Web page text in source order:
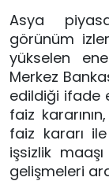
Asya
görünüm
yükselen
Merkez
edildiği ifade
faiz
faiz kararı
işsizlik
gelişmeleri